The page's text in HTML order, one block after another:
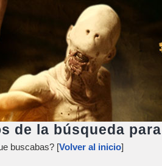
de la búsqueda
buscabas? [Volver al inicio]